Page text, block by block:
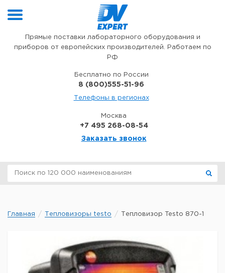
Прямые поставки лабораторного оборудования и
приборов от европейских производителей. Работаем по
РФ
Бесплатно по России
8 (800)555-51-96
Телефоны в регионах
Москва
+7 495 268-08-54
Заказать звонок
Главная Тепловизоры testo Тепловизор Testo 870-1